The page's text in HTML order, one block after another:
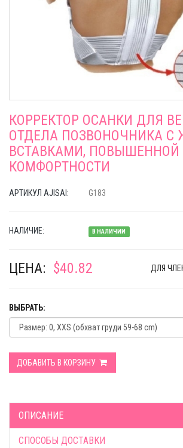
КОРРЕКТОР ОСАНКИ ДЛЯ
ОТДЕЛА ПОЗВОНОЧНИКА С
ВСТАВКАМИ, ПОВЫШЕННОЙ
КОМФОРТНОСТИ
АРТИКУЛ AJISAI: G183
НАЛИЧИЕ: В НАЛИЧИИ
ЦЕНА: $40.82 ДЛЯ
ВЫБРАТЬ:
ДОБАВИТЬ В КОРЗИНУ
ОПИСАНИЕ
СПОСОБЫ ДОСТАВКИ